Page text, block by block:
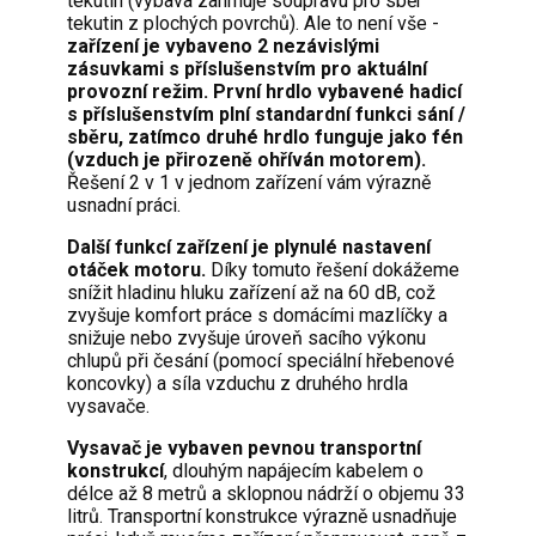
tekutin z plochých povrchů). Ale to není vše -
zařízení je vybaveno 2 nezávislými
zásuvkami s příslušenstvím pro aktuální
provozní režim. První hrdlo vybavené hadicí
s příslušenstvím plní standardní funkci sání /
sběru, zatímco druhé hrdlo funguje jako fén
(vzduch je přirozeně ohříván motorem).
Řešení 2 v 1 v jednom zařízení vám výrazně
usnadní práci.
Další funkcí zařízení je plynulé nastavení
otáček motoru. Díky tomuto řešení dokážeme
snížit hladinu hluku zařízení až na 60 dB, což
zvyšuje komfort práce s domácími mazlíčky a
snižuje nebo zvyšuje úroveň sacího výkonu
chlupů při česání (pomocí speciální hřebenové
koncovky) a síla vzduchu z druhého hrdla
vysavače.
Vysavač je vybaven pevnou transportní
konstrukcí, dlouhým napájecím kabelem o
délce až 8 metrů a sklopnou nádrží o objemu 33
litrů. Transportní konstrukce výrazně usnadňuje